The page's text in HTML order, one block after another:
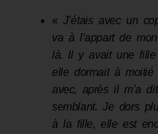
«J’étais avec un
va à l’appart de
là. Il y avait une
elle dormait à
avec, après il m’a
semblant. Je dors
à la fille, elle est